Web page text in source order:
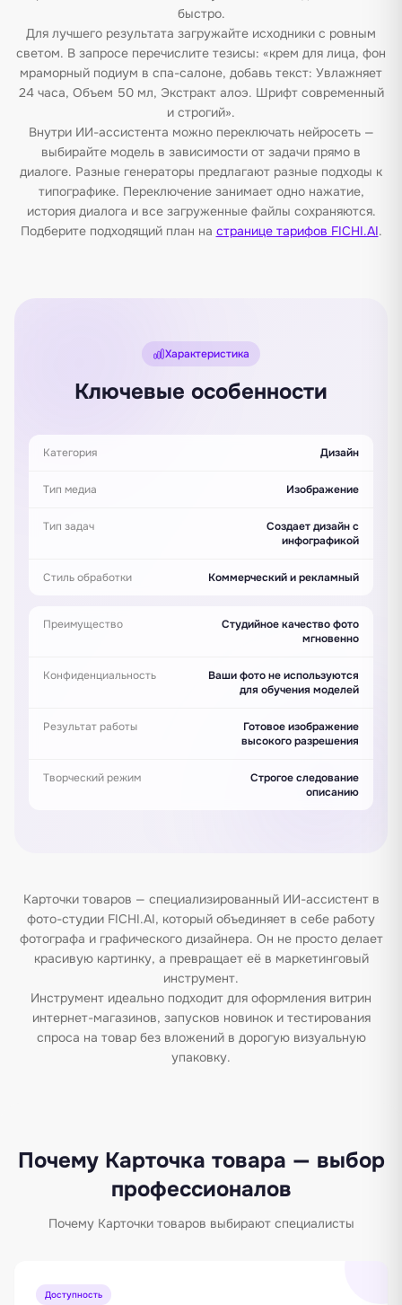
быстро.
Для лучшего результата загружайте исходники с ровным
светом. В запросе перечислите тезисы: «крем для лица, фон
мраморный подиум в спа-салоне, добавь текст: Увлажняет
24 часа, Объем 50 мл, Экстракт алоэ. Шрифт современный
и строгий».
Внутри ИИ-ассистента можно переключать нейросеть —
выбирайте модель в зависимости от задачи прямо в
диалоге. Разные генераторы предлагают разные подходы к
типографике. Переключение занимает одно нажатие,
история диалога и все загруженные файлы сохраняются.
Подберите подходящий план на странице тарифов FICHI.AI.
Характеристика
Ключевые особенности
Категория Дизайн
Тип медиа Изображение
Тип задач
Создает дизайн с
инфографикой
Стиль обработки Коммерческий и рекламный
Преимущество
Студийное качество фото
мгновенно
Конфиденциальность
Ваши фото не используются
для обучения моделей
Результат работы
Готовое изображение
высокого разрешения
Творческий режим
Строгое следование
описанию
Карточки товаров — специализированный ИИ-ассистент в
фото-студии FICHI.AI, который объединяет в себе работу
фотографа и графического дизайнера. Он не просто делает
красивую картинку, а превращает её в маркетинговый
инструмент.
Инструмент идеально подходит для оформления витрин
интернет-магазинов, запусков новинок и тестирования
спроса на товар без вложений в дорогую визуальную
упаковку.
Почему Карточка товара — выбор
профессионалов
Почему Карточки товаров выбирают специалисты
Доступность